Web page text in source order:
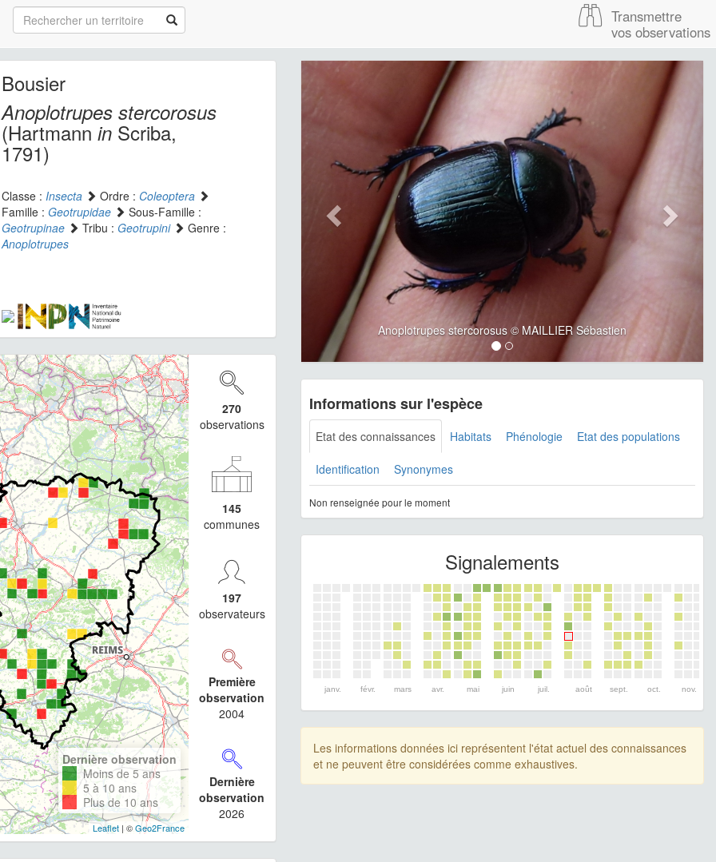
Transmettre
vos observations
Bousier
Anoplotrupes stercorosus
(Hartmann inScriba,
1791)
Classe : Insecta Ordre : Coleoptera
Famille : Geotrupidae
Sous-Famille :
Geotrupinae
Tribu : Geotrupini
Genre :
Anoplotrupes
Dernière observation
Moins de 5 ans
5 à 10 ans
Plus de 10 ans
Leaflet| ©Geo2France
270
observations
145
communes
197
observateurs
Première
observation
2004
Dernière
observation
2026
Anoplotrupes stercorosus © MAILLIER Sébastien
Informations sur l'espèce
Etat des connaissances Habitats Phénologie Etat des populations
Identification Synonymes
Non renseignée pour le moment
Signalements
janv. févr. mars avr. mai juin juil. août sept. oct. nov.
Les informations données ici représentent l'état actuel des connaissances
et ne peuvent être considérées comme exhaustives.